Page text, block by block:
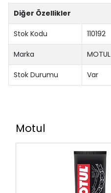
Diğer Özellikler
Stok Kodu 110192
Marka MOTUL
Stok Durumu Var
Motul